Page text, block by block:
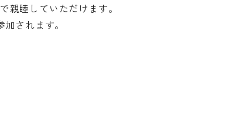
睦していただけます。
されます。